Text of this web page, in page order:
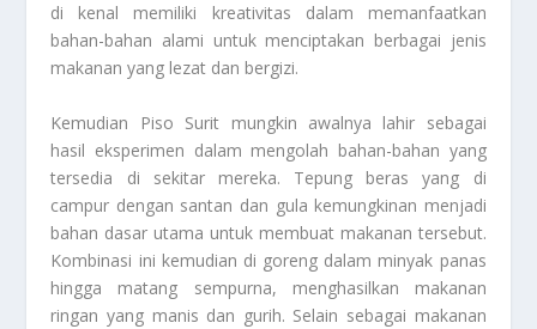
di kenal memiliki kreativitas dalam memanfaatkan
bahan-bahan alami untuk menciptakan berbagai jenis
makanan yang lezat dan bergizi.
Kemudian Piso Surit mungkin awalnya lahir sebagai
hasil eksperimen dalam mengolah bahan-bahan yang
tersedia di sekitar mereka. Tepung beras yang di
campur dengan santan dan gula kemungkinan menjadi
bahan dasar utama untuk membuat makanan tersebut.
Kombinasi ini kemudian di goreng dalam minyak panas
hingga matang sempurna, menghasilkan makanan
ringan yang manis dan gurih. Selain sebagai makanan